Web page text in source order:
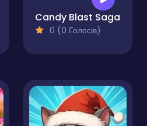
Candy Blast Saga
0 (0 Голосів)